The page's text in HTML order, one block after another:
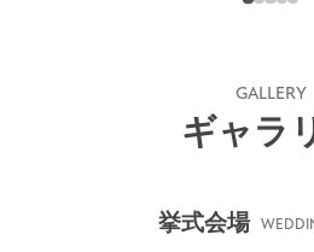
GALLERY
ギャラ
挙式会場